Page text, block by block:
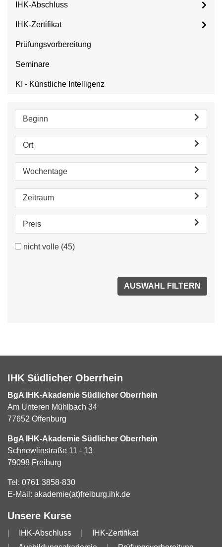
IHK-Abschluss
IHK-Zertifikat
Prüfungsvorbereitung
Seminare
KI - Künstliche Intelligenz
Beginn
Ort
Wochentage
Zeitraum
Preis
nicht volle (45)
IHK Südlicher Oberrhein
BgA IHK-Akademie Südlicher Oberrhein
Am Unteren Mühlbach 34
77652 Offenburg
BgA IHK-Akademie Südlicher Oberrhein
Schnewlinstraße 11 - 13
79098 Freiburg
Tel: 0761 3858-830
E-Mail: akademie(at)freiburg.ihk.de
Unsere Kurse
IHK-Abschluss
IHK-Zertifikat